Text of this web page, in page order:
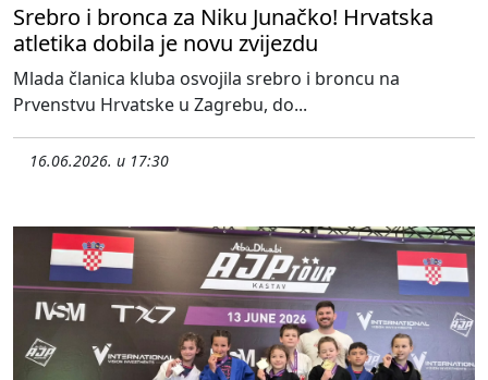
Srebro i bronca za Niku Junačko! Hrvatska
atletika dobila je novu zvijezdu
Mlada članica kluba osvojila srebro i broncu na
Prvenstvu Hrvatske u Zagrebu, do...
16.06.2026. u 17:30